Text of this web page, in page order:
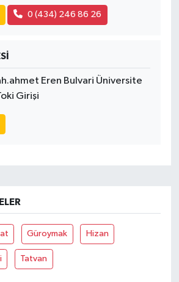
0 (434) 246 86 26
Eren Bulvari Üniversite
Girişi
Güroymak Hizan
Tatvan